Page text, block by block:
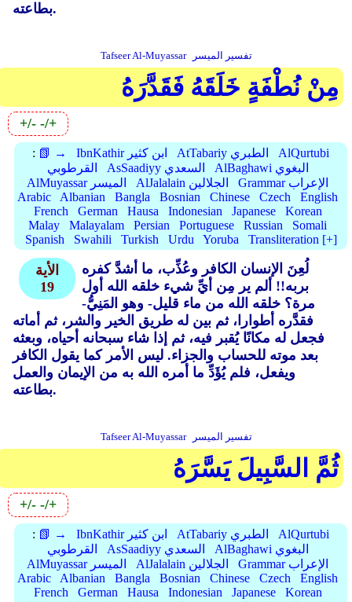
بطاعته.
Tafseer Al-Muyassar تفسير الميسر
مِنْ نُطْفَةٍ خَلَقَهُ فَقَدَّرَهُ
+/- -/+
: 📗 → IbnKathir ابن كثير AtTabariy الطبري
AlQurtubi
القرطوبي
AsSaadiyy السعدي
AlBaghawi البغوي
AlMuyassar الميسر
AlJalalain الجلالين
Grammar الإعراب
Arabic
Albanian Bangla Bosnian Chinese Czech
English
French
German Hausa Indonesian Japanese
Korean
Malay
Malayalam Persian Portuguese Russian
Somali
Spanish
Swahili Turkish Urdu Yoruba Transliteration [+]
الأية
19
لُعِنَ الإنسان الكافر وعُذِّب، ما أشدَّ كفره
بربه!! ألم ير مِن أيِّ شيء خلقه الله أول
مرة؟ خلقه الله من ماء قليل- وهو المَنِيُّ-
فقدَّره أطوارا، ثم بين له طريق الخير والشر، ثم أماته
فجعل له مكانًا يُقبر فيه، ثم إذا شاء سبحانه أحياه، وبعثه
بعد موته للحساب والجزاء. ليس الأمر كما يقول الكافر
ويفعل، فلم يُؤَدِّ ما أمره الله به من الإيمان والعمل
بطاعته.
Tafseer Al-Muyassar تفسير الميسر
ثُمَّ السَّبِيلَ يَسَّرَهُ
+/- -/+
: 📗 → IbnKathir ابن كثير AtTabariy الطبري
AlQurtubi
القرطوبي
AsSaadiyy السعدي
AlBaghawi البغوي
AlMuyassar الميسر
AlJalalain الجلالين
Grammar الإعراب
Arabic
Albanian Bangla Bosnian Chinese Czech
English
French
German Hausa Indonesian Japanese
Korean